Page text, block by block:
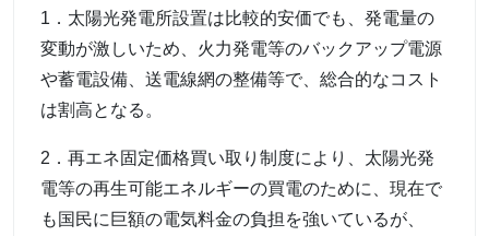
1．太陽光発電所設置は比較的安価でも、発電量の
変動が激しいため、火力発電等のバックアップ電源
や蓄電設備、送電線網の整備等で、総合的なコスト
は割高となる。
2．再エネ固定価格買い取り制度により、太陽光発
電等の再生可能エネルギーの買電のために、現在で
も国民に巨額の電気料金の負担を強いているが、